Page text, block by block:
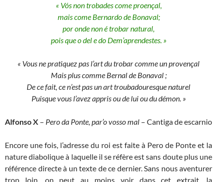
« Vós non trobades come proençal,
mais come Bernardo de Bonaval;
por onde non é trobar natural,
pois que o del e do Dem’aprendestes. »
« Vous ne pratiquez pas l’art du trobar comme un provençal
Mais plus comme Bernal de Bonaval ;
De ce fait, ce n’est pas un art troubadouresque naturel
Puisque vous l’avez appris ou de lui ou du démon. »
Alfonso X – Pero da Ponte, par’o vosso mal – Cantiga de escarnio
Encore une fois, l’adresse du roi est faite à Pero de Ponte et la
nature diabolique à laquelle il se réfère est sans doute plus une
référence directe à un texte de ce dernier. Sans nous aventurer
trop loin, on peut au moins voir dans cet extrait, la